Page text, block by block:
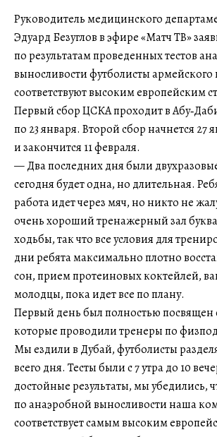
Руководитель медицинского
Эдуард Безуглов в эфире «Матч ТВ»
по результатам проведенных тестов
выносливости футболисты армейского
соответствуют высоким европейским
Первый сбор ЦСКА проходит в Абу‑Даби
по 23 января. Второй сбор начнется 27
и закончится 11 февраля.
— Два последних дня были
сегодня будет одна, но длительная.
работа идет через мяч, но никто не
очень хороший тренажерный зал
ходьбы, так что все условия для
дни ребята максимально плотно
сон, прием протеиновых коктейлей,
молодцы, пока идет все по плану.
Первый день был полностью посвящен
которые проводили тренеры по
Мы ездили в Дубай, футболисты
всего дня. Тесты были с 7 утра до 10
достойные результаты, мы убедились,
по анаэробной выносливости наша
соответствует самым высоким